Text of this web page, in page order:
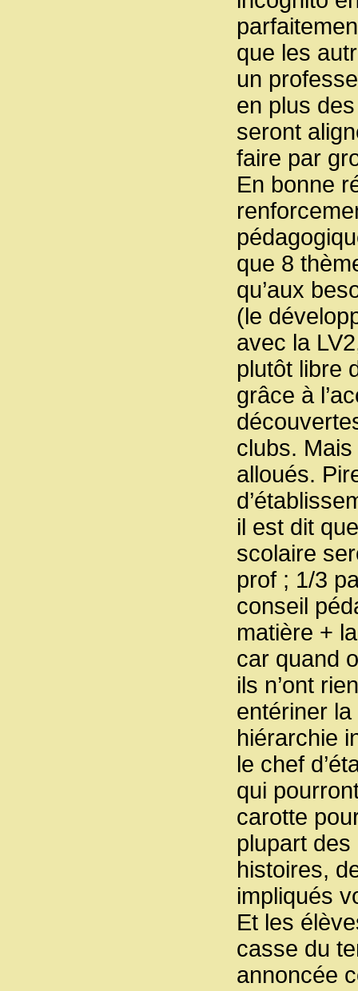
que les
un
en plus
seront
faire par
En bonne
que 8
qu’aux
(le
avec la
plutôt libre
grâce à
clubs.
alloués.
il est dit
scolaire
prof ; 1/3
conseil
matière +
car quand
ils n’ont
entériner la
hiérarchie
le chef
qui
carotte
plupart
histoires,
impliqués
Et les
casse du
annoncée